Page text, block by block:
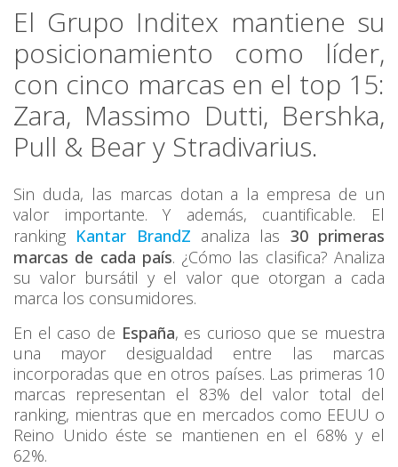
El Grupo Inditex mantiene su
posicionamiento como líder,
con cinco marcas en el top 15:
Zara, Massimo Dutti, Bershka,
Pull & Bear y Stradivarius.
Sin duda, las marcas dotan a la empresa de un
valor importante. Y además, cuantificable. El
ranking Kantar BrandZ analiza las 30 primeras
marcas de cada país. ¿Cómo las clasifica? Analiza
su valor bursátil y el valor que otorgan a cada
marca los consumidores.
En el caso de España, es curioso que se muestra
una mayor desigualdad entre las marcas
incorporadas que en otros países. Las primeras 10
marcas representan el 83% del valor total del
ranking, mientras que en mercados como EEUU o
Reino Unido éste se mantienen en el 68% y el
62%.